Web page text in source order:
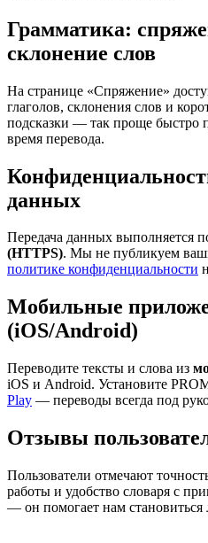
Грамматика:
склонение слов
На странице «Спряжение»
глаголов, склонения слов и
подсказки — так проще быстро
время перевода.
данных
Передача данных выполняется
(HTTPS). Мы не публикуем
политике конфиденциальности
Мобильные
(iOS/Android)
Переводите тексты и слова из
iOS и Android. Установите
Play — переводы всегда под
Отзывы
Пользователи отмечают
работы и удобство словаря с
— он помогает нам становиться